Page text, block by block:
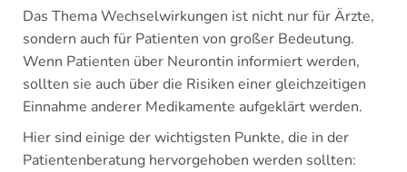
Das Thema Wechselwirkungen ist nicht nur für Ärzte,
sondern auch für Patienten von großer Bedeutung.
Wenn Patienten über Neurontin informiert werden,
sollten sie auch über die Risiken einer gleichzeitigen
Einnahme anderer Medikamente aufgeklärt werden.
Hier sind einige der wichtigsten Punkte, die in der
Patientenberatung hervorgehoben werden sollten: